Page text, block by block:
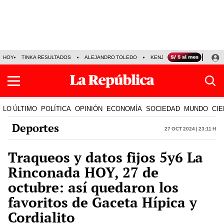
HOY TINKA RESULTADOS ALEJANDRO TOLEDO KENJI FUJIMORI
LO ÚLTIMO POLÍTICA OPINIÓN ECONOMÍA SOCIEDAD MUNDO
Deportes 27 Oct 2024 | 23:11 h
Traqueos y datos fijos 5y6 La
Rinconada HOY, 27 de
octubre: así quedaron los
favoritos de Gaceta Hípica y
Cordialito